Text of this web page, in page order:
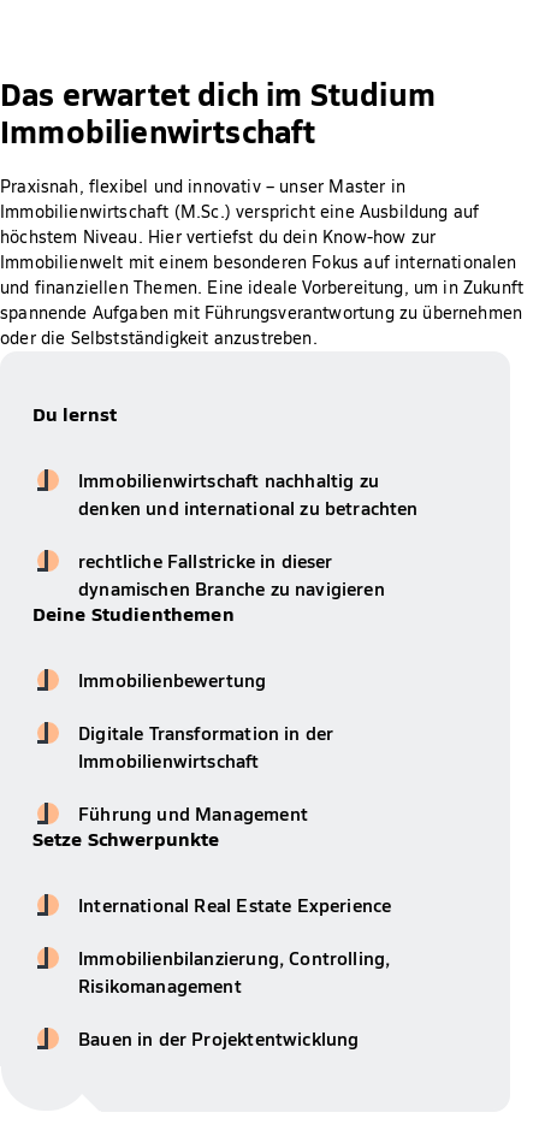
Das erwartet dich im Studium
Immobilienwirtschaft
Praxisnah, flexibel und innovativ – unser Master in
Immobilienwirtschaft (M.Sc.) verspricht eine Ausbildung auf
höchstem Niveau. Hier vertiefst du dein Know-how zur
Immobilienwelt mit einem besonderen Fokus auf internationalen
und finanziellen Themen. Eine ideale Vorbereitung, um in Zukunft
spannende Aufgaben mit Führungsverantwortung zu übernehmen
oder die Selbstständigkeit anzustreben.
Du lernst
Immobilienwirtschaft nachhaltig zu
denken und international zu betrachten
rechtliche Fallstricke in dieser
dynamischen Branche zu navigieren
Deine Studienthemen
Immobilienbewertung
Digitale Transformation in der
Immobilienwirtschaft
Führung und Management
Setze Schwerpunkte
International Real Estate Experience
Immobilienbilanzierung, Controlling,
Risikomanagement
Bauen in der Projektentwicklung